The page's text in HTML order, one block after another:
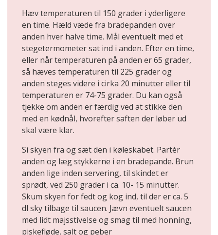
Hæv temperaturen til 150 grader i yderligere
en time. Hæld væde fra bradepanden over
anden hver halve time. Mål eventuelt med et
stegetermometer sat ind i anden. Efter en time,
eller når temperaturen på anden er 65 grader,
så hæves temperaturen til 225 grader og
anden steges videre i cirka 20 minutter eller til
temperaturen er 74-75 grader. Du kan også
tjekke om anden er færdig ved at stikke den
med en kødnål, hvorefter saften der løber ud
skal være klar.
Si skyen fra og sæt den i køleskabet. Partér
anden og læg stykkerne i en bradepande. Brun
anden lige inden servering, til skindet er
sprødt, ved 250 grader i ca. 10- 15 minutter.
Skum skyen for fedt og kog ind, til der er ca. 5
dl sky tilbage til saucen. Jævn eventuelt saucen
med lidt majsstivelse og smag til med honning,
piskefløde, salt og peber